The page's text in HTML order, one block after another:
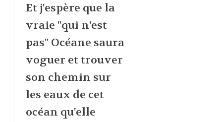
Et j'espère que la
vraie "qui n'est
pas" Océane saura
voguer et trouver
son chemin sur
les eaux de cet
océan qu'elle